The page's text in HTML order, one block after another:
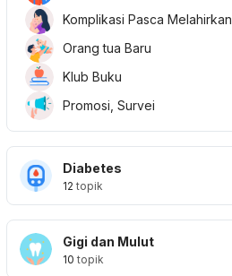
Komplikasi Pasca Melahirkan
Orang tua Baru
Klub Buku
Promosi, Survei
Diabetes
12 topik
Gigi dan Mulut
10 topik